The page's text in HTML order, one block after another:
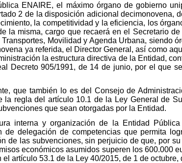
ENAIRE, el máximo órgano de gobierno
2 de la disposición adicional decimonovena,
la competitividad y la eficiencia, los
la misma, cargo que recaerá en el Secretario
Movilidad y Agenda Urbana, siendo
ya referida, el Director General, así como
la estructura directiva de la Entidad,
Decreto 905/1991, de 14 de junio, por el que
que también lo es del Consejo de
la regla del artículo 10.1 de la Ley General de
que sean otorgadas por la Entidad.
interna y organización de la Entidad
de delegación de competencias que permita
de las subvenciones, sin perjuicio de que, por
económicos asumidos superen los 600.000
artículo 53.1 de la Ley 40/2015, de 1 de